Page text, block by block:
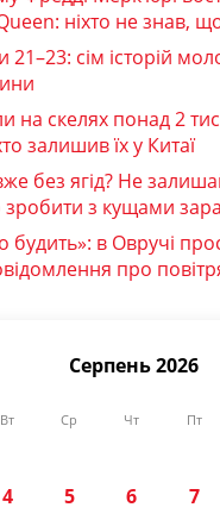
ніхто не знав,
21–23: сім історій
на скелях понад 2
залишив їх у Китаї
без ягід? Не
з кущами
будить»: в Овручі
про
Серпень 2026
Вт Ср Чт Пт
4 5 6 7